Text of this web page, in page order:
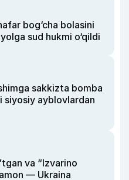
bog‘cha bolasini
sud hukmi o‘qildi
sakkizta bomba
siyosiy ayblovlardan
va “Izvarino
— Ukraina